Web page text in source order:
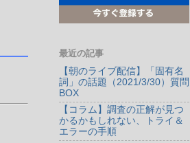
最近の記事
【朝のライブ配信】「固有名
詞」の話題（2021/3/30）質問
BOX
【コラム】調査の正解が見つ
かるかもしれない、トライ＆
エラーの手順